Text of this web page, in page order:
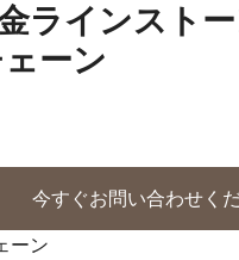
ラインスト
ーン
今すぐお問い合わせく
ーン